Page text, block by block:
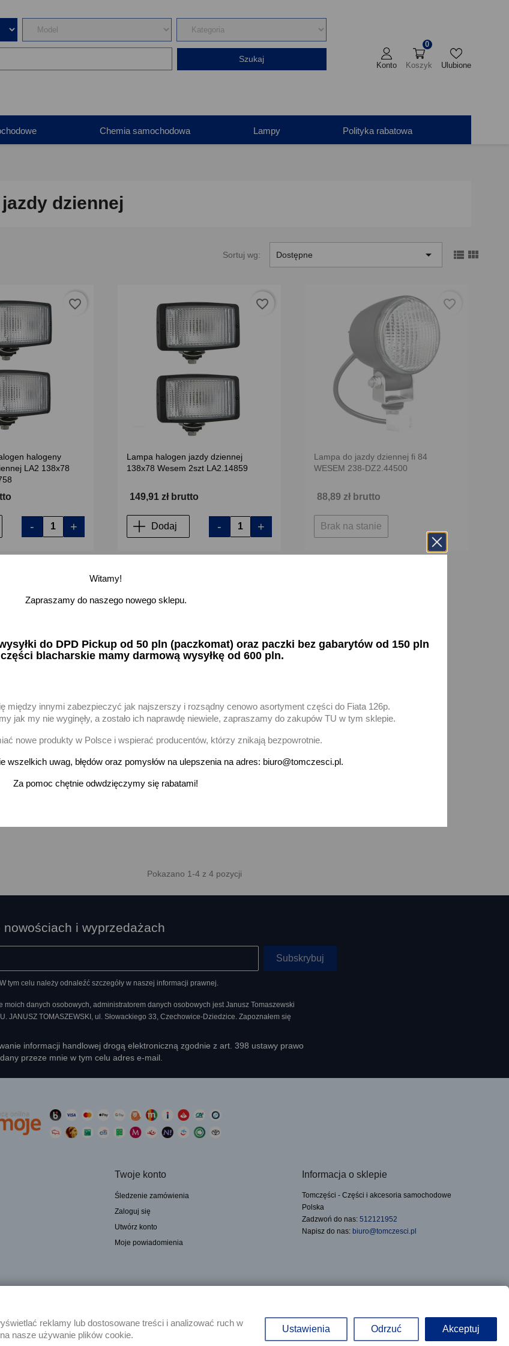
Szukaj
Konto Koszyk
0
Ulubione
Chemia samochodowa Lampy Polityka rabatowa
dziennej
Sortuj wg: Dostępne   
halogeny
LA2 138x78
- +
favorite_border
Lampa halogen jazdy dziennej
138x78 Wesem 2szt LA2.14859
149,91 zł brutto
Dodaj - +
favorite_border
Lampa do jazdy dziennej fi 84
WESEM 238-DZ2.44500
88,89 zł brutto
Brak na stanie
favorite_border
3 śruby 12V-
Pokazano 1-4 z 4 pozycji
i wyprzedażach
tym celu należy odnaleźć szczegóły w naszej informacji prawnej.
moich danych osobowych, administratorem danych osobowych jest Janusz Tomaszewski
JANUSZ TOMASZEWSKI, ul. Słowackiego 33, Czechowice-Dziedzice. Zapoznałem się
informacji handlowej drogą elektroniczną zgodnie z art. 398 ustawy prawo
przeze mnie w tym celu adres e-mail.
Twoje konto
Śledzenie zamówienia
Zaloguj się
Utwórz konto
Moje powiadomienia
Informacja o sklepie
Tomczęści - Części i akcesoria samochodowe
Polska
Zadzwoń do nas: 512121952
Napisz do nas: biuro@tomczesci.pl
Janusz Tomaszewski Przedsiębiorstwo-Produkcyjno-Handlowo-Usługowe, pod adresem: ul. Słowackiego 33, Czechowice-Dziedzice, NIP:
reklamy lub dostosowane treści i analizować ruch w
nasze używanie plików cookie.
Ustawienia Odrzuć Akceptuj
Witamy!
Zapraszamy do naszego nowego sklepu.
do DPD Pickup od 50 pln (paczkomat) oraz paczki bez gabarytów od 150 pln
blacharskie mamy darmową wysyłkę od 600 pln.
między innymi zabezpieczyć jak najszerszy i rozsądny cenowo asortyment części do Fiata 126p.
jak my nie wyginęły, a zostało ich naprawdę niewiele, zapraszamy do zakupów TU w tym sklepie.
nowe produkty w Polsce i wspierać producentów, którzy znikają bezpowrotnie.
wszelkich uwag, błędów oraz pomysłów na ulepszenia na adres: biuro@tomczesci.pl.
Za pomoc chętnie odwdzięczymy się rabatami!